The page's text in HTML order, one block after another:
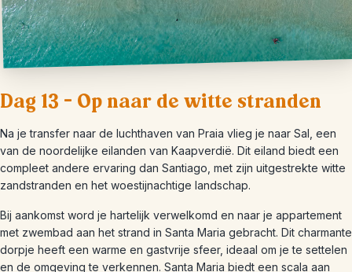
Dag 13 – Op naar de witte stranden
Na je transfer naar de luchthaven van Praia vlieg je naar Sal, een
van de noordelijke eilanden van Kaapverdië. Dit eiland biedt een
compleet andere ervaring dan Santiago, met zijn uitgestrekte witte
zandstranden en het woestijnachtige landschap.
Bij aankomst word je hartelijk verwelkomd en naar je appartement
met zwembad aan het strand in Santa Maria gebracht. Dit charmante
dorpje heeft een warme en gastvrije sfeer, ideaal om je te settelen
en de omgeving te verkennen. Santa Maria biedt een scala aan